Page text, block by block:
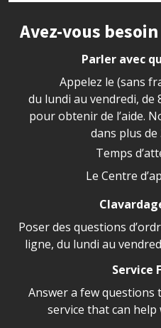
Site footer
Avez-vous
Parler avec
Appelez le (sans
du lundi au vendredi, de
pour obtenir de l’aide.
dans plus de
Temps
Le Centre
Poser des questions
ligne, du lundi au
Service
Answer a few questions
service that can